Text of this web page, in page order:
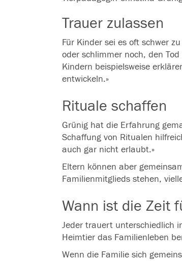
Trauer zulassen
Für Kinder sei es oft schwer
oder schlimmer noch, den Tod
Kindern beispielsweise
entwickeln.»
Rituale schaffen
Grünig hat die Erfahrung
Schaffung von Ritualen
auch gar nicht erlaubt.»
Eltern können aber
Familienmitglieds stehen,
Wann ist die Zeit
Jeder trauert unterschiedlich
Heimtier das Familienleben
Wenn die Familie sich